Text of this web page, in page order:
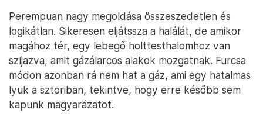
Perempuan nagy megoldása összeszedetlen és
logikátlan. Sikeresen eljátssza a halálát, de amikor
magához tér, egy lebegő holttesthalomhoz van
szíjazva, amit gázálarcos alakok mozgatnak. Furcsa
módon azonban rá nem hat a gáz, ami egy hatalmas
lyuk a sztoriban, tekintve, hogy erre később sem
kapunk magyarázatot.